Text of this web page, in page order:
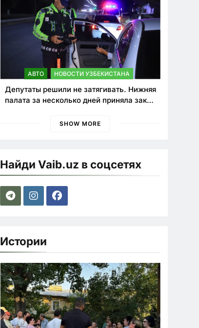
АВТО НОВОСТИ УЗБЕКИСТАНА
Депутаты решили не затягивать. Нижняя
палата за несколько дней приняла закон
нарушителей ПДД
SHOW MORE
Найди Vaib.uz в соцсетях
Истории